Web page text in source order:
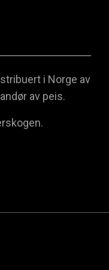
i Norge av
av peis.